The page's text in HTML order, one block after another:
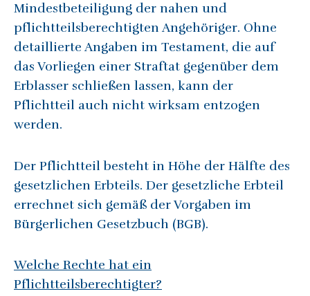
Mindestbeteiligung der nahen und
pflichtteilsberechtigten Angehöriger. Ohne
detaillierte Angaben im Testament, die auf
das Vorliegen einer Straftat gegenüber dem
Erblasser schließen lassen, kann der
Pflichtteil auch nicht wirksam entzogen
werden.
Der Pflichtteil besteht in Höhe der Hälfte des
gesetzlichen Erbteils. Der gesetzliche Erbteil
errechnet sich gemäß der Vorgaben im
Bürgerlichen Gesetzbuch (BGB).
Welche Rechte hat ein
Pflichtteilsberechtigter?